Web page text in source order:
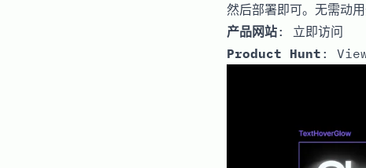
然后部署即可。无需动用
产品网站: 立即访问
Product Hunt :